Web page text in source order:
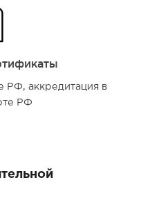
РФ, аккредитация в
РФ